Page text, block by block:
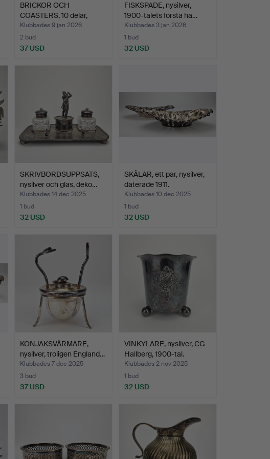
BRICKOR OCH
COASTERS, 10 delar,
nysilver, …
Klubbades 9 jan 2026
2 bud
37 USD
FISKSPADE, nysilver,
1900-talets första hä…
Klubbades 3 jan 2026
1 bud
32 USD
SKRIVBORDSUPPSATS,
nysilver och glas, deko…
Klubbades 14 dec 2025
1 bud
32 USD
SKÅLAR, ett par, nysilver,
daterade 1911.
Klubbades 10 dec 2025
1 bud
32 USD
KONJAKSVÄRMARE,
nysilver, troligen England…
Klubbades 7 dec 2025
3 bud
37 USD
VINKYLARE, nysilver, CG
Hallberg, 1900-tal.
Klubbades 2 nov 2025
1 bud
32 USD